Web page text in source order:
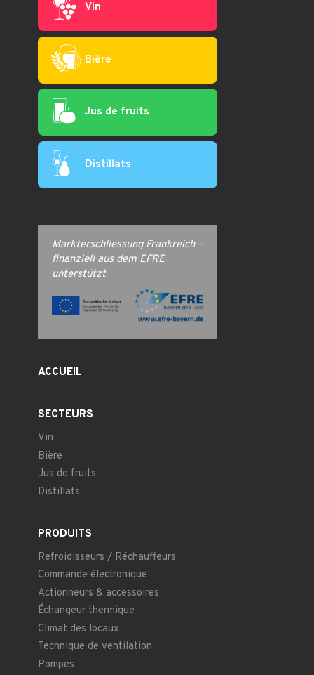
Vin
Bière
Jus de fruits
Distillats
Markterschliessung Frankreich –
finanziell aus dem EFRE
unterstützt
ACCUEIL
SECTEURS
Vin
Bière
Jus de fruits
Distillats
PRODUITS
Refroidisseurs / Réchauffeurs
Commande électronique
Actionneurs & accessoires
Échangeur thermique
Climat des locaux
Technique de ventilation
Pompes